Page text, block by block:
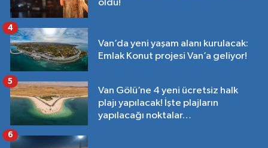
oldu!
Van’da yeni yaşam alanı kurulacak:
Emlak Konut projesi Van’a geliyor!
4
Van Gölü’ne 4 yeni ücretsiz halk
plajı yapılacak! İşte plajların
yapılacağı noktalar…
5
6